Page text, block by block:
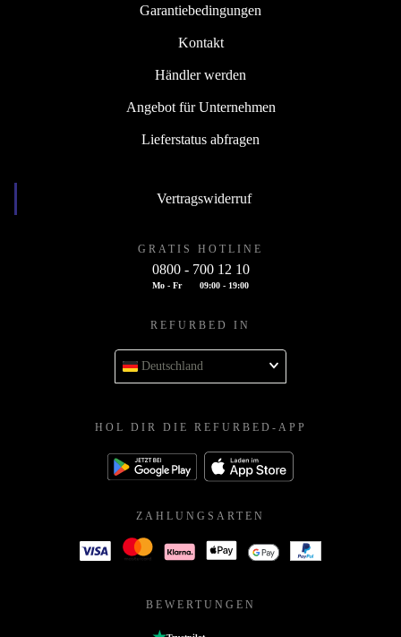
Garantiebedingungen
Kontakt
Händler werden
Angebot für Unternehmen
Lieferstatus abfragen
Vertragswiderruf
GRATIS HOTLINE
0800 - 700 12 10
Mo - Fr 09:00 - 19:00
REFURBED IN
Deutschland
HOL DIR DIE REFURBED-APP
ZAHLUNGSARTEN
BEWERTUNGEN